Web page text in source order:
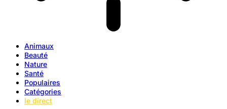
Animaux
Beauté
Nature
Santé
Populaires
Catégories
le direct